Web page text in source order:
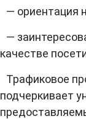
— ориентация
—
качестве
Трафиковое
подчеркивает